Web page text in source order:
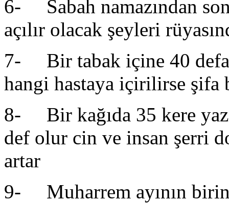
6- Sabah namazından
açılır olacak şeyleri
7- Bir tabak içine 40 defa
hangi hastaya içirilirse
8- Bir kağıda 35 kere
def olur cin ve insan şerri
artar
9- Muharrem ayının